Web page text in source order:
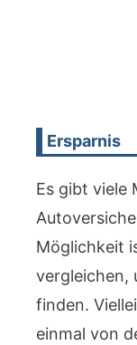
Ersparnis
Es gibt viele
Möglichkeit
vergleichen,
finden.
einmal von